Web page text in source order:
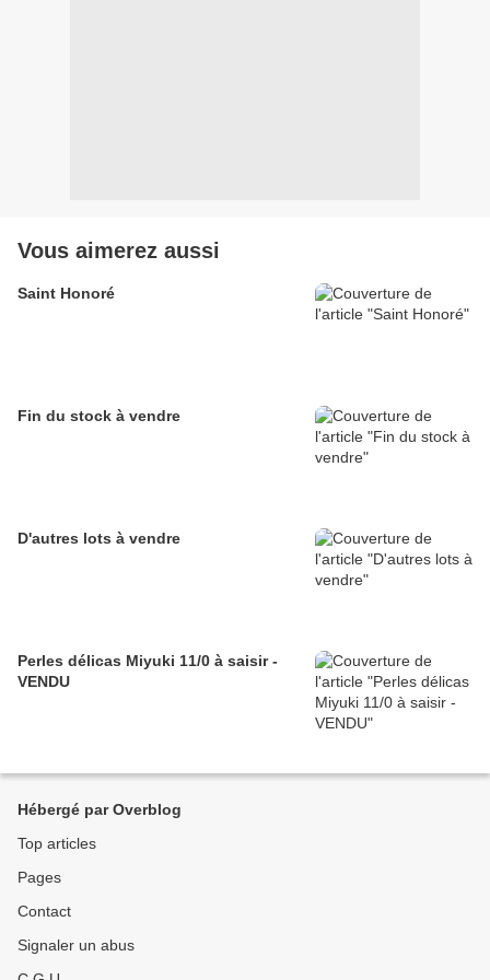
Vous aimerez aussi
Saint Honoré
Fin du stock à vendre
D'autres lots à vendre
Perles délicas Miyuki 11/0 à saisir -
VENDU
Hébergé par Overblog
Top articles
Pages
Contact
Signaler un abus